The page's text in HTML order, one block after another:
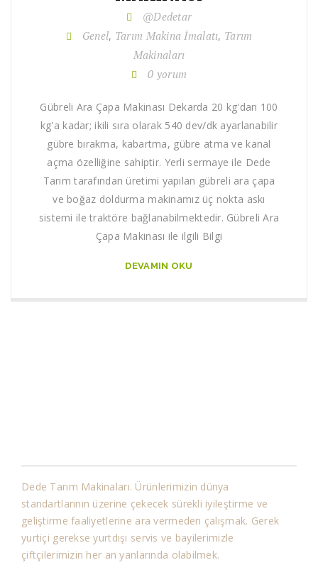
@Dedetar
Genel, Tarım Makina İmalatı, Tarım
Makinaları
0 yorum
Gübreli Ara Çapa Makinası Dekarda 20 kg'dan 100
kg'a kadar; ikili sıra olarak 540 dev/dk ayarlanabilir
gübre bırakma, kabartma, gübre atma ve kanal
açma özelliğine sahiptir. Yerli sermaye ile Dede
Tarım tarafından üretimi yapılan gübreli ara çapa
ve boğaz doldurma makinamız üç nokta askı
sistemi ile traktöre bağlanabilmektedir. Gübreli Ara
Çapa Makinası ile ilgili Bilgi
DEVAMIN OKU
Dede Tarım Makinaları. Ürünlerimizin dünya
standartlarının üzerine çekecek sürekli iyileştirme ve
geliştirme faaliyetlerine ara vermeden çalışmak. Gerek
yurtiçi gerekse yurtdışı servis ve bayilerimizle
çiftçilerimizin her an yanlarında olabilmek.